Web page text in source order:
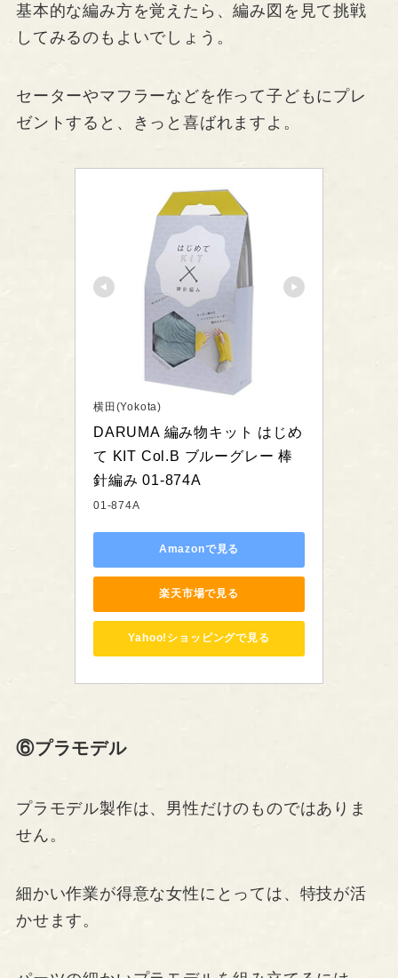
基本的な編み方を覚えたら、編み図を見て挑戦
してみるのもよいでしょう。
セーターやマフラーなどを作って子どもにプレ
ゼントすると、きっと喜ばれますよ。
横田(Yokota)
DARUMA 編み物キット はじめ
て KIT Col.B ブルーグレー 棒
針編み 01-874A
01-874A
Amazonで見る
楽天市場で見る
Yahoo!ショッピングで見る
⑥プラモデル
プラモデル製作は、男性だけのものではありま
せん。
細かい作業が得意な女性にとっては、特技が活
かせます。